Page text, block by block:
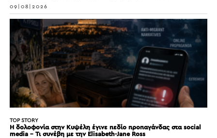
09|08|2026
TOP STORY
Η δολοφονία στην Κυψέλη έγινε πεδίο προπαγάνδας στα social
media – Τι συνέβη με την Elisabeth-Jane Ross